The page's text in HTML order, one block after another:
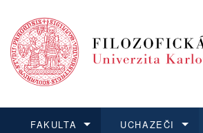
FAKULTA UCHAZEČI